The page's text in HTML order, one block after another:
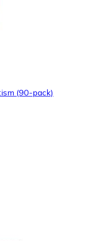
(90-pack)